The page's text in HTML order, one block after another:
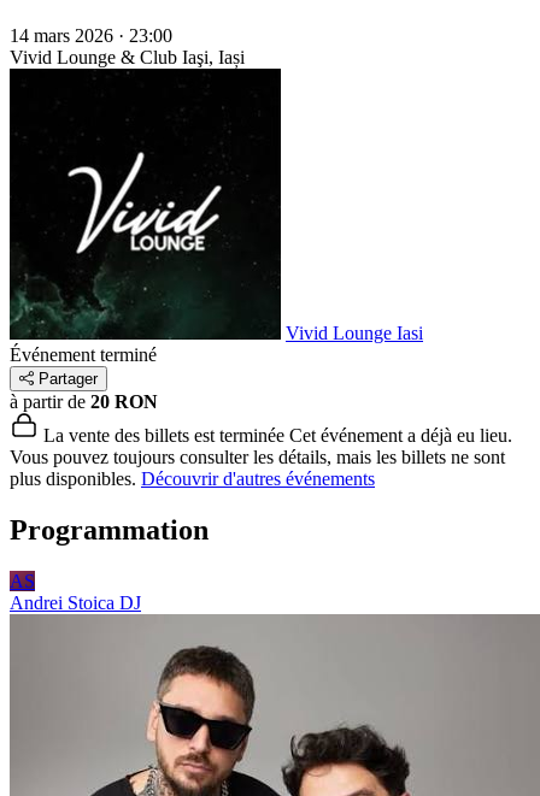
14 mars 2026 · 23:00
Vivid Lounge & Club Iaşi, Iași
Vivid Lounge Iasi
Événement terminé
Partager
à partir de 20 RON
La vente des billets est terminée Cet événement a déjà eu lieu.
Vous pouvez toujours consulter les détails, mais les billets ne sont
plus disponibles. Découvrir d'autres événements
Programmation
AS
Andrei Stoica DJ